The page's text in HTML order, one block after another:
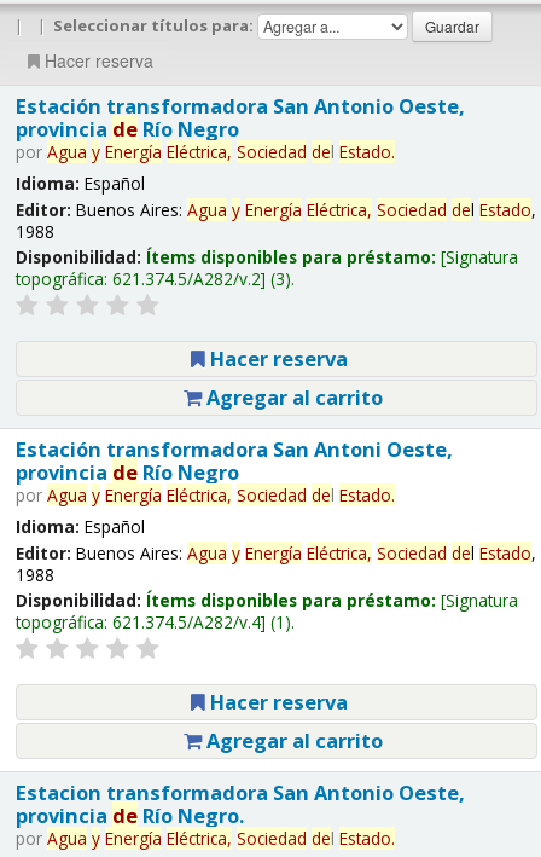
| | Seleccionar títulos para:
Hacer reserva
Estación transformadora San Antonio Oeste,
provincia deRío Negro
por Agua y Energía Eléctrica, Sociedad del Estado.
Idioma: Español
Editor: Buenos Aires: Agua y Energía Eléctrica, Sociedad del Estado,
1988
Disponibilidad: Ítems disponibles para préstamo: Signatura
topográfica: 621.374.5/A282/v.2 (3).
Hacer reserva
Agregar al carrito
Estación transformadora San Antoni Oeste,
provincia deRío Negro
por Agua y Energía Eléctrica, Sociedad del Estado.
Idioma: Español
Editor: Buenos Aires: Agua y Energía Eléctrica, Sociedad del Estado,
1988
Disponibilidad: Ítems disponibles para préstamo: Signatura
topográfica: 621.374.5/A282/v.4 (1).
Hacer reserva
Agregar al carrito
Estacion transformadora San Antonio Oeste,
provincia deRío Negro.
por Agua y Energía Eléctrica, Sociedad del Estado.